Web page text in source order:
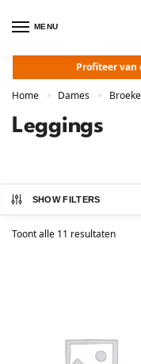
MENU
Profiteer van
Home > Dames >
Leggings
SHOW FILTERS
Toont alle 11 resultaten